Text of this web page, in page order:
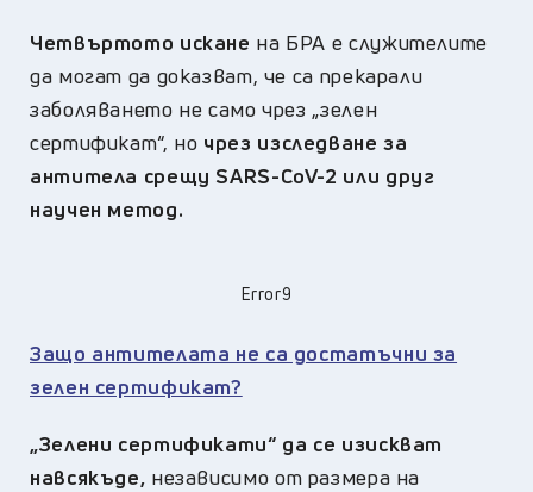
Четвъртото искане на БРА е служителите
да могат да доказват, че са прекарали
заболяването не само чрез „зелен
сертификат“, но чрез изследване за
антитела срещу SARS-CoV-2 или друг
научен метод.
Error9
Защо антителата не са достатъчни за
зелен сертификат?
„Зелени сертификати“ да се изискват
навсякъде, независимо от размера на